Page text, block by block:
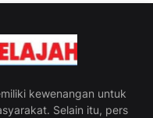
kewenangan untuk
Selain itu, pers